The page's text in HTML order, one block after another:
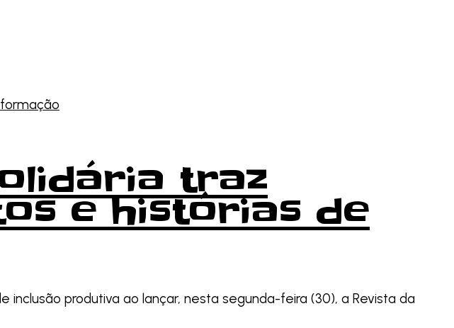
traz
e histórias de
produtiva ao lançar, nesta segunda-feira (30), a Revista da